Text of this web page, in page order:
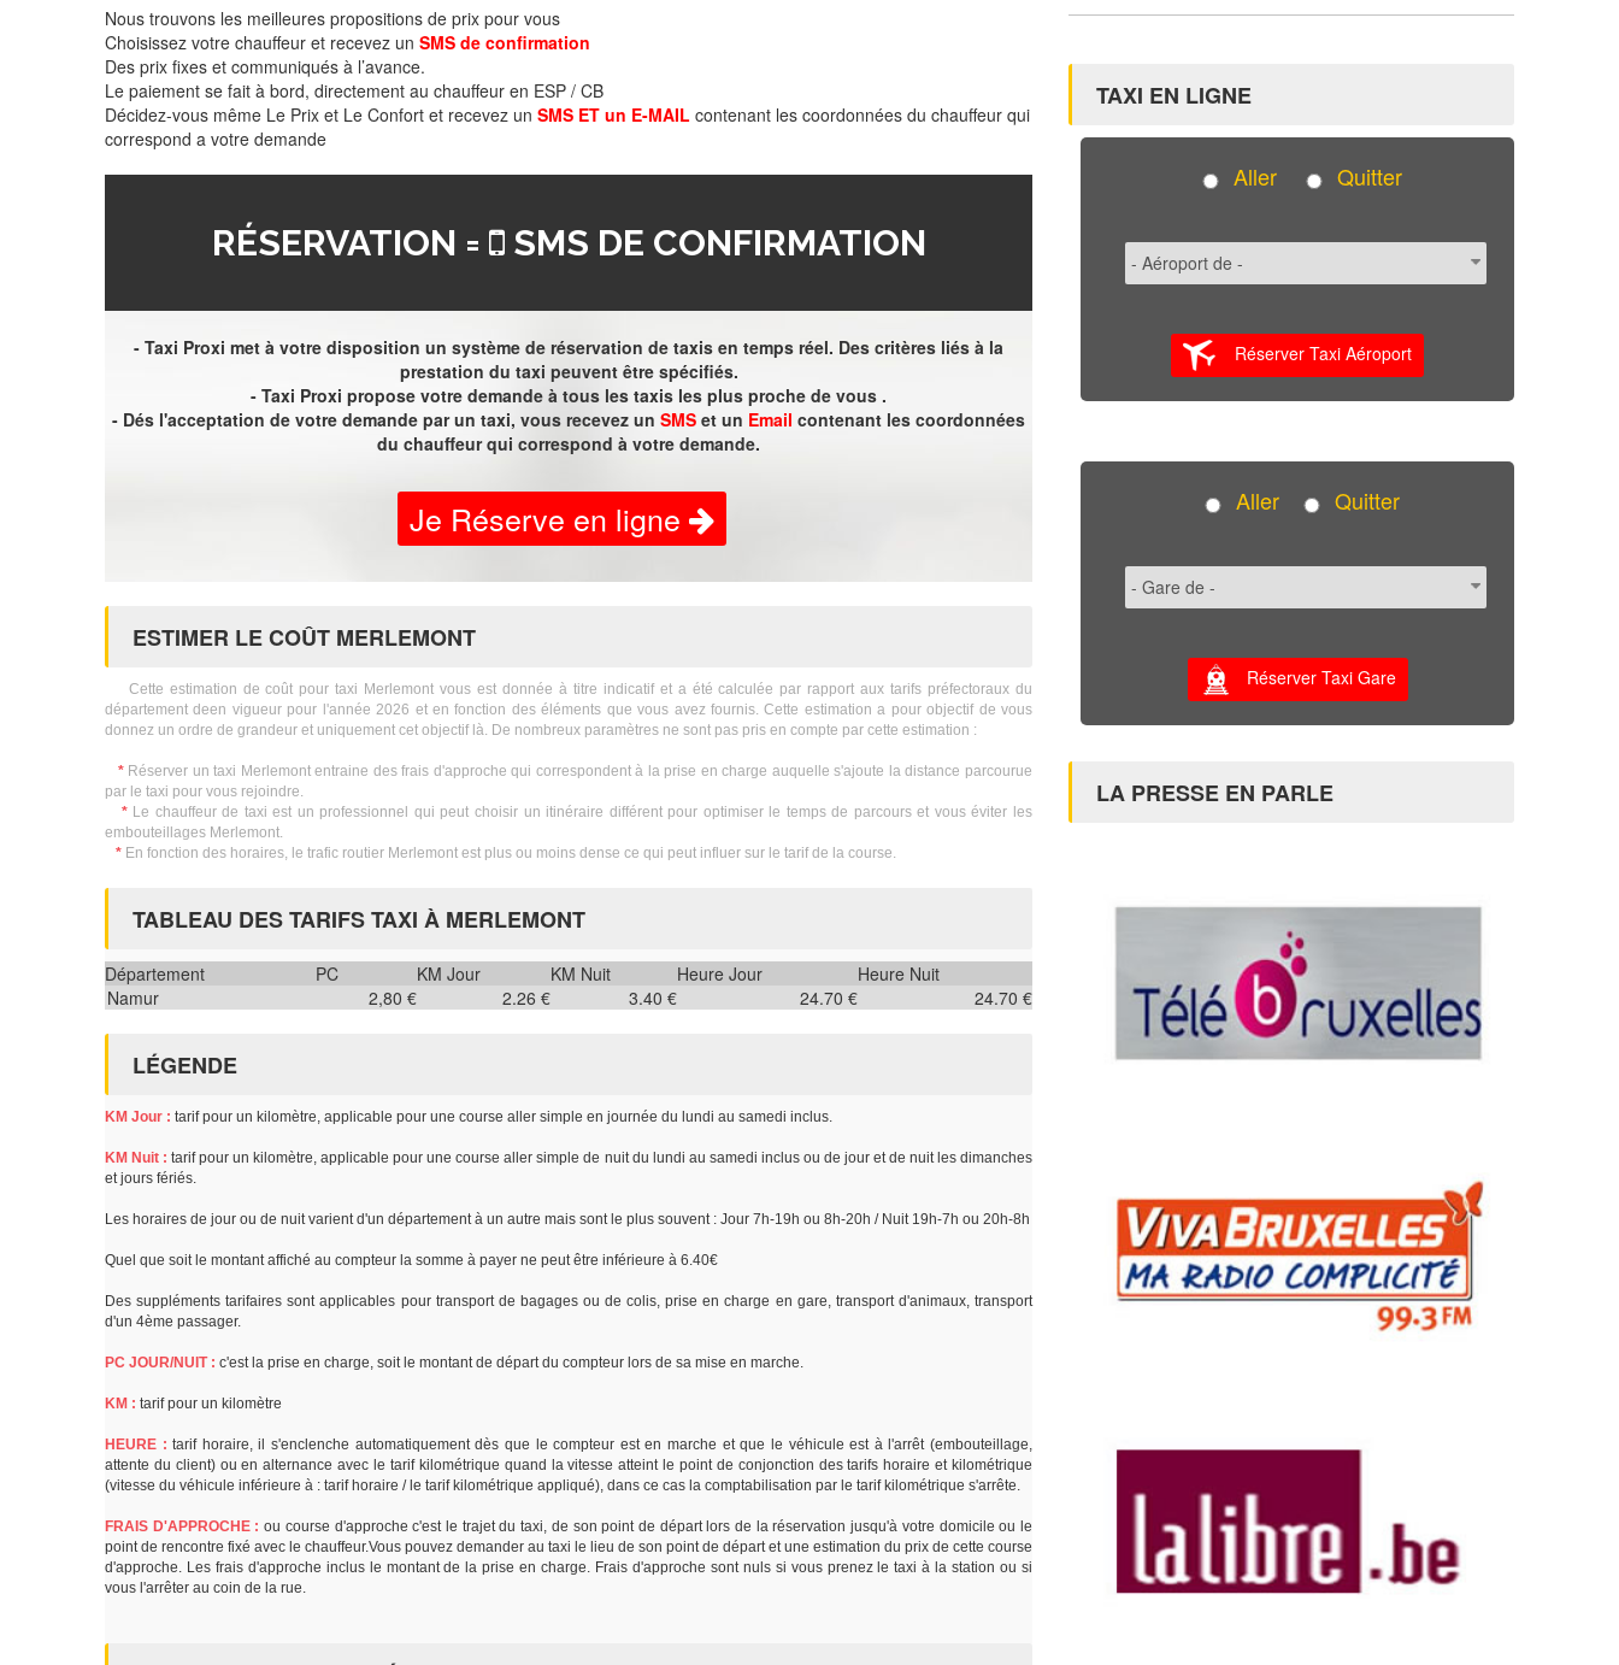
Nous trouvons les meilleures propositions de prix pour vous
Choisissez votre chauffeur et recevez un SMS de confirmation
Des prix fixes et communiqués à l’avance.
Le paiement se fait à bord, directement au chauffeur en ESP / CB
Décidez-vous même Le Prix et Le Confort et recevez un SMS ET un E-MAIL contenant les coordonnées du chauffeur qui
correspond a votre demande
RÉSERVATION = SMS DE CONFIRMATION
- Taxi Proxi met à votre disposition un système de réservation de taxis en temps réel. Des critères liés à la
prestation du taxi peuvent être spécifiés.
- Taxi Proxi propose votre demande à tous les taxis les plus proche de vous .
- Dés l'acceptation de votre demande par un taxi, vous recevez un SMS et un Email contenant les coordonnées
du chauffeur qui correspond à votre demande.
Je Réserve en ligne
ESTIMER LE COÛT MERLEMONT
Cette estimation de coût pour taxi Merlemont vous est donnée à titre indicatif et a été calculée par rapport aux tarifs préfectoraux du
département deen vigueur pour l'année 2026 et en fonction des éléments que vous avez fournis. Cette estimation a pour objectif de vous
donnez un ordre de grandeur et uniquement cet objectif là. De nombreux paramètres ne sont pas pris en compte par cette estimation :
*Réserver un taxi Merlemont entraine des frais d'approche qui correspondent à la prise en charge auquelle s'ajoute la distance parcourue
par le taxi pour vous rejoindre.
*Le chauffeur de taxi est un professionnel qui peut choisir un itinéraire différent pour optimiser le temps de parcours et vous éviter les
embouteillages Merlemont.
* En fonction des horaires, le trafic routier Merlemont est plus ou moins dense ce qui peut influer sur le tarif de la course.
TABLEAU DES TARIFS TAXI À MERLEMONT
Département PC KM Jour KM Nuit Heure Jour
Heure Nuit
Namur
2,80 € 2.26 € 3.40 € 24.70 € 24.70 €
LÉGENDE
KM Jour : tarif pour un kilomètre, applicable pour une course aller simple en journée du lundi au samedi inclus.
KM Nuit : tarif pour un kilomètre, applicable pour une course aller simple de nuit du lundi au samedi inclus ou de jour et de nuit les dimanches
et jours fériés.
Les horaires de jour ou de nuit varient d'un département à un autre mais sont le plus souvent : Jour 7h-19h ou 8h-20h / Nuit 19h-7h ou 20h-8h
Quel que soit le montant affiché au compteur la somme à payer ne peut être inférieure à 6.40€
Des suppléments tarifaires sont applicables pour transport de bagages ou de colis, prise en charge en gare, transport d'animaux, transport
d'un 4ème passager.
PC JOUR/NUIT : c'est la prise en charge, soit le montant de départ du compteur lors de sa mise en marche.
KM : tarif pour un kilomètre
HEURE : tarif horaire, il s'enclenche automatiquement dès que le compteur est en marche et que le véhicule est à l'arrêt (embouteillage,
attente du client) ou en alternance avec le tarif kilométrique quand la vitesse atteint le point de conjonction des tarifs horaire et kilométrique
(vitesse du véhicule inférieure à : tarif horaire / le tarif kilométrique appliqué), dans ce cas la comptabilisation par le tarif kilométrique s'arrête.
FRAIS D'APPROCHE : ou course d'approche c'est le trajet du taxi, de son point de départ lors de la réservation jusqu'à votre domicile ou le
point de rencontre fixé avec le chauffeur.Vous pouvez demander au taxi le lieu de son point de départ et une estimation du prix de cette course
d'approche. Les frais d'approche inclus le montant de la prise en charge. Frais d'approche sont nuls si vous prenez le taxi à la station ou si
vous l'arrêter au coin de la rue.
TAXI EN LIGNE
Aller Quitter
Réserver Taxi Aéroport
Aller Quitter
Réserver Taxi Gare
LA PRESSE EN PARLE